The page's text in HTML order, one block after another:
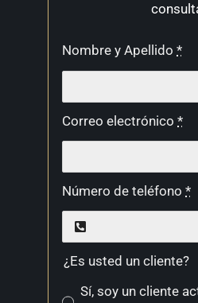
Nombre y Apellido*
Correo electrónico*
Número de teléfono*
¿Es usted un cliente?
Sí, soy un cliente